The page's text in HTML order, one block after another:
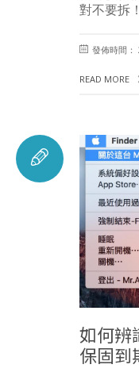
對不要拆！
發佈時間：
READ MORE
如何辨
保固到